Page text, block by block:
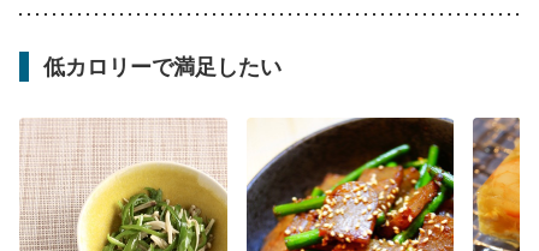
低カロリーで満足したい